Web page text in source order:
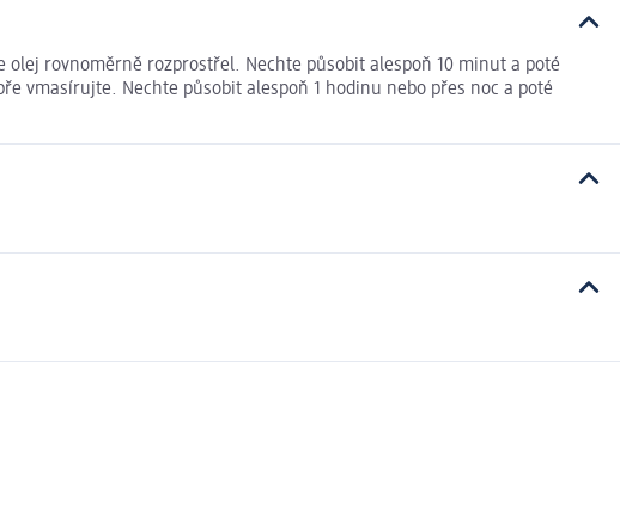
olej rovnoměrně rozprostřel. Nechte působit alespoň 10 minut a poté
vmasírujte. Nechte působit alespoň 1 hodinu nebo přes noc a poté